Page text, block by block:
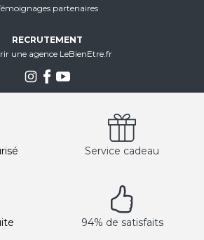
partenaires
RECRUTEMENT
une agence LeBienEtre.fr
Service cadeau
94% de satisfaits